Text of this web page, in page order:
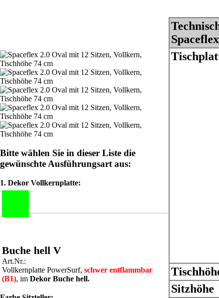
Bitte wählen Sie in dieser Liste die
gewünschte Ausführungsart aus:
1. Dekor Vollkernplatte:
Buche hell V
Art.Nr.:
Vollkernplatte PowerSurf, schwer entflammbar
(B1), im Dekor Buche hell.
Spaceflex
Sitzhöhe